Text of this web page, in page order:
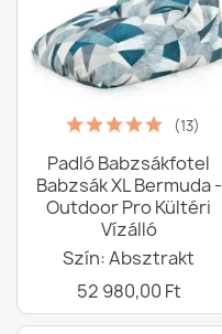
(13)
Padló Babzsákfotel
Babzsák XL Bermuda -
Outdoor Pro Kültéri
Vízálló
Szín: Absztrakt
52 980,00 Ft